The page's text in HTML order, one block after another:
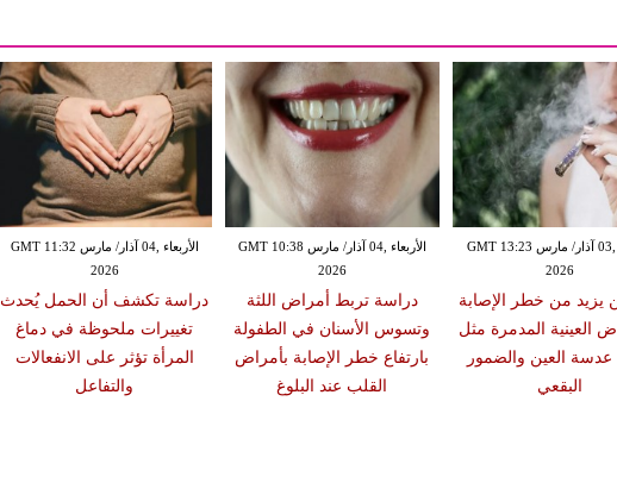
الأربعاء ,04 آذار/ مارس GMT 11:32
2026
دراسة تكشف أن الحمل يُحدث
تغييرات ملحوظة في دماغ
المرأة تؤثر على الانفعالات
والتفاعل
الأربعاء ,04 آذار/ مارس GMT 10:38
2026
دراسة تربط أمراض اللثة
وتسوس الأسنان في الطفولة
بارتفاع خطر الإصابة بأمراض
القلب عند البلوغ
الثلاثاء ,03 آذار/ مارس GMT 13:23
2026
يزيد من خطر الإصابة
العينية المدمرة مثل
عدسة العين والضمور
البقعي